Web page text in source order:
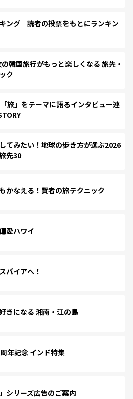
ング 読者の投票をもとにランキン
韓国旅行がもっと楽しくなる 旅先・
ク
旅」をテーマに語るインタビュー連
てみたい！地球の歩き方が選ぶ2026
先30
かなえる！賢者の旅テクニック
愛ハワイ
パイアへ！
きになる 湘南・江の島
年記念 インド特集
シリーズ広告のご案内